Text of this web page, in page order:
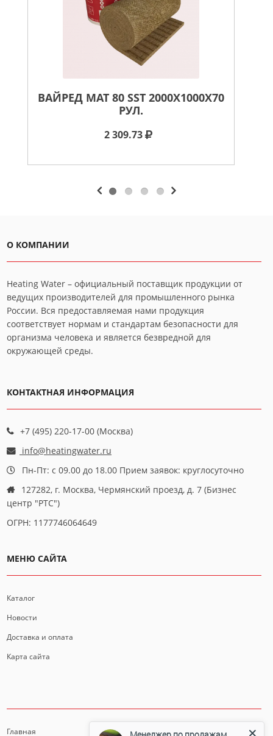
ВАЙРЕД МАТ 80 SST 2000X1000X70
РУЛ.
2 309.73
О КОМПАНИИ
Heating Water – официальный поставщик продукции от
ведущих производителей для промышленного рынка
России. Вся предоставляемая нами продукция
соответствует нормам и стандартам безопасности для
организма человека и является безвредной для
окружающей среды.
КОНТАКТНАЯ ИНФОРМАЦИЯ
+7 (495) 220-17-00 (Москва)
info@heatingwater.ru
Пн-Пт: с 09.00 до 18.00 Прием заявок: круглосуточно
127282, г. Москва, Чермянский проезд, д. 7 (Бизнес
центр "РТС")
ОГРН: 1177746064649
МЕНЮ САЙТА
Каталог
Новости
Доставка и оплата
Карта сайта
Главная